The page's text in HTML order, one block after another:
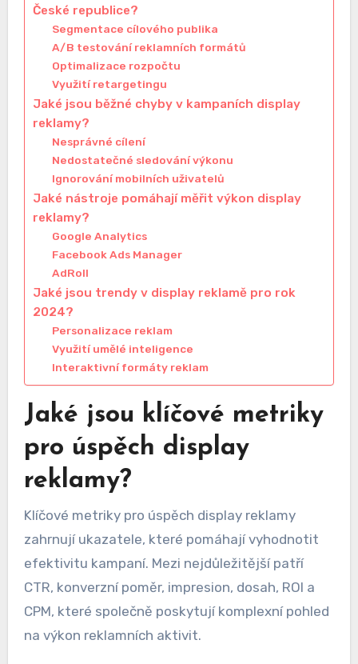
České republice?
Segmentace cílového publika
A/B testování reklamních formátů
Optimalizace rozpočtu
Využití retargetingu
Jaké jsou běžné chyby v kampaních display
reklamy?
Nesprávné cílení
Nedostatečné sledování výkonu
Ignorování mobilních uživatelů
Jaké nástroje pomáhají měřit výkon display
reklamy?
Google Analytics
Facebook Ads Manager
AdRoll
Jaké jsou trendy v display reklamě pro rok
2024?
Personalizace reklam
Využití umělé inteligence
Interaktivní formáty reklam
Jaké jsou klíčové metriky
pro úspěch display
reklamy?
Klíčové metriky pro úspěch display reklamy
zahrnují ukazatele, které pomáhají vyhodnotit
efektivitu kampaní. Mezi nejdůležitější patří
CTR, konverzní poměr, impresion, dosah, ROI a
CPM, které společně poskytují komplexní pohled
na výkon reklamních aktivit.